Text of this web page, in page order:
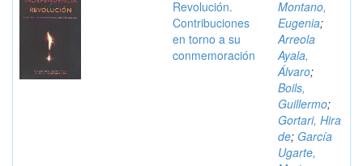
Revolución.
Contribuciones
en torno a su
conmemoración
Montano,
Eugenia;
Arreola
Ayala,
Álvaro;
Boils,
Guillermo;
Gortari, Hira
de; García
Ugarte,